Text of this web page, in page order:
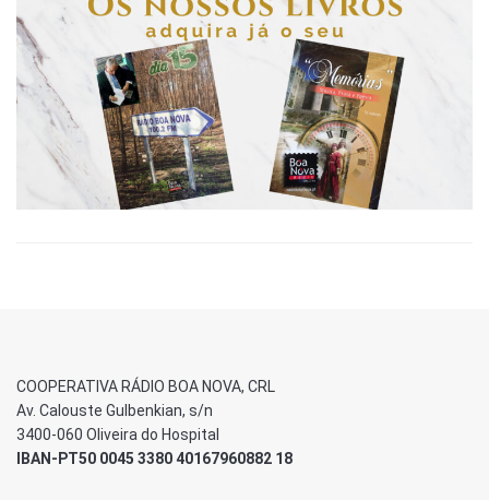
COOPERATIVA RÁDIO BOA NOVA, CRL
Av. Calouste Gulbenkian, s/n
3400-060 Oliveira do Hospital
IBAN-PT50 0045 3380 40167960882 18